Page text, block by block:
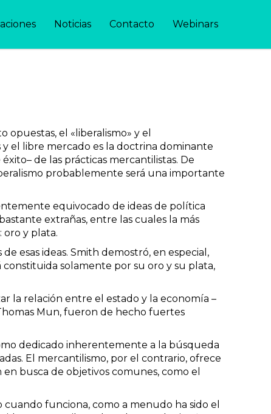
Noticias Contacto Webinars
el «liberalismo» y el
y el libre mercado es la doctrina dominante
de las prácticas mercantilistas. De
probablemente será una importante
equivocado de ideas de política
extrañas, entre las cuales la más
oro y plata.
esas ideas. Smith demostró, en especial,
solamente por su oro y su plata,
la relación entre el estado y la economía –
Mun, fueron de hecho fuertes
dedicado inherentemente a la búsqueda
El mercantilismo, por el contrario, ofrece
busca de objetivos comunes, como el
funciona, como a menudo ha sido el